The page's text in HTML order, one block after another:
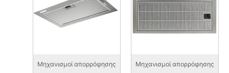
Μηχανισμοί απορρόφησης Μηχανισμοί απορρόφησης